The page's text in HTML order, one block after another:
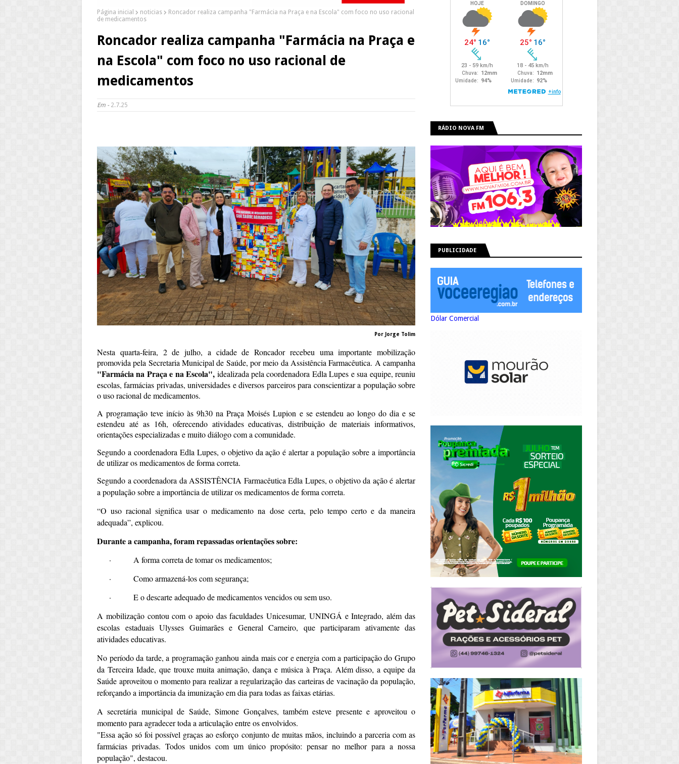
Página inicial noticias
Roncador realiza campanha "Farmácia na Praça e na Escola" com foco no uso racional
de medicamentos
Roncador realiza campanha "Farmácia na Praça e
na Escola" com foco no uso racional de
medicamentos
Em - 2.7.25
Por Jorge Tolim
Nesta quarta-feira, 2 de julho, a cidade de Roncador recebeu uma importante mobilização
promovida pela Secretaria Municipal de Saúde, por meio da Assistência Farmacêutica. A campanha
"Farmácia na Praça e na Escola", idealizada pela coordenadora Edla Lupes e sua equipe, reuniu
escolas, farmácias privadas, universidades e diversos parceiros para conscientizar a população sobre
o uso racional de medicamentos.
A programação teve início às 9h30 na Praça Moisés Lupion e se estendeu ao longo do dia e se
estendeu até as 16h, oferecendo atividades educativas, distribuição de materiais informativos,
orientações especializadas e muito diálogo com a comunidade.
Segundo a coordenadora Edla Lupes, o objetivo da ação é alertar a população sobre a importância
de utilizar os medicamentos de forma correta.
Segundo a coordenadora da ASSISTÊNCIA Farmacêutica Edla Lupes, o objetivo da ação é alertar
a população sobre a importância de utilizar os medicamentos de forma correta.
“O uso racional significa usar o medicamento na dose certa, pelo tempo certo e da maneira
adequada”, explicou.
Durante a campanha, foram repassadas orientações sobre:
·
A forma correta de tomar os medicamentos;
·
Como armazená-los com segurança;
·
E o descarte adequado de medicamentos vencidos ou sem uso.
A mobilização contou com o apoio das faculdades Unicesumar, UNINGÁ e Integrado, além das
escolas estaduais Ulysses Guimarães e General Carneiro, que participaram ativamente das
atividades educativas.
No período da tarde, a programação ganhou ainda mais cor e energia com a participação do Grupo
da Terceira Idade, que trouxe muita animação, dança e música à Praça. Além disso, a equipe da
Saúde aproveitou o momento para realizar a regularização das carteiras de vacinação da população,
reforçando a importância da imunização em dia para todas as faixas etárias.
A secretária municipal de Saúde, Simone Gonçalves, também esteve presente e aproveitou o
momento para agradecer toda a articulação entre os envolvidos.
"Essa ação só foi possível graças ao esforço conjunto de muitas mãos, incluindo a parceria com as
farmácias privadas. Todos unidos com um único propósito: pensar no melhor para a nossa
população", destacou.
RÁDIO NOVA FM
PUBLICIDADE
Dólar Comercial